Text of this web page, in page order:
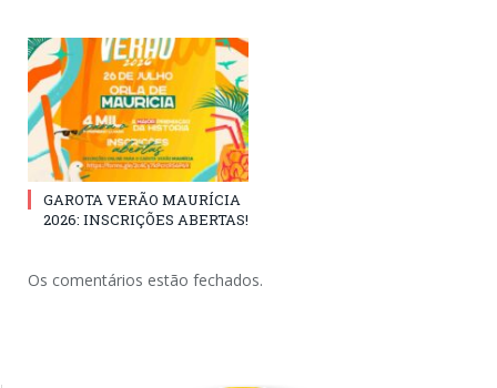
GAROTA VERÃO MAURÍCIA
2026: INSCRIÇÕES ABERTAS!
Os comentários estão fechados.